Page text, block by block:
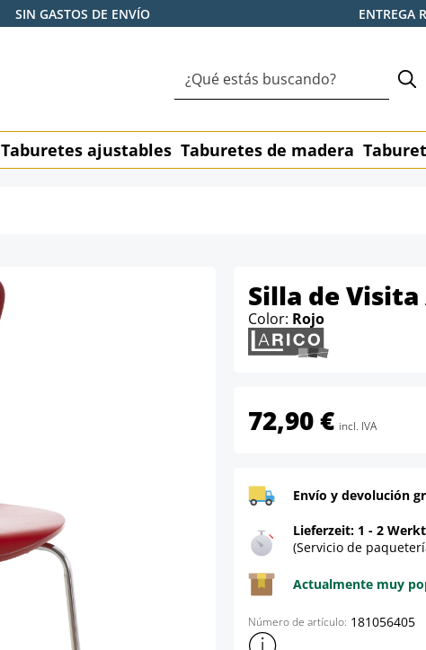
SIN GASTOS DE ENVÍO ENTREGA
Taburetes ajustables Taburetes de madera
Silla de
Color: Rojo
72,90 € incl. IVA
Envío y devolución
Lieferzeit: 1 - 2
(Servicio de
Actualmente muy
Número de artículo: 181056405
Mostrar más información